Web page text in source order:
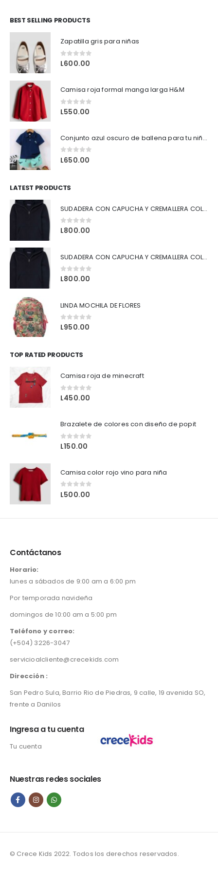
múltiples variantes. Las opciones se pueden elegir en la página de producto
BEST SELLING PRODUCTS
Zapatilla gris para niñas
0out of 5
L600.00
Camisa roja formal manga larga H&M
0out of 5
L550.00
Conjunto azul oscuro de ballena para tu niño.
0out of 5
L650.00
LATEST PRODUCTS
SUDADERA CON CAPUCHA Y CREMALLERA COLOR AZUL
0out of 5
L800.00
SUDADERA CON CAPUCHA Y CREMALLERA COLOR NEGRO
0out of 5
L800.00
LINDA MOCHILA DE FLORES
0out of 5
L950.00
TOP RATED PRODUCTS
Camisa roja de minecraft
0 out of 5
L450.00
Brazalete de colores con diseño de popit
0out of 5
L150.00
Camisa color rojo vino para niña
0out of 5
L500.00
Contáctanos
Horario:
lunes a sábados de 9:00 am a 6:00 pm
Por temporada navideña
domingos de 10:00 am a 5:00 pm
Teléfono y correo:
(+504) 3226-3047
servicioalcliente@crecekids.com
Dirección :
San Pedro Sula, Barrio Rio de Piedras, 9 calle, 19 avenida SO,
frente a Danilos
Ingresa a tu cuenta
Tu cuenta
Nuestras redes sociales
© Crece Kids 2022. Todos los derechos reservados.